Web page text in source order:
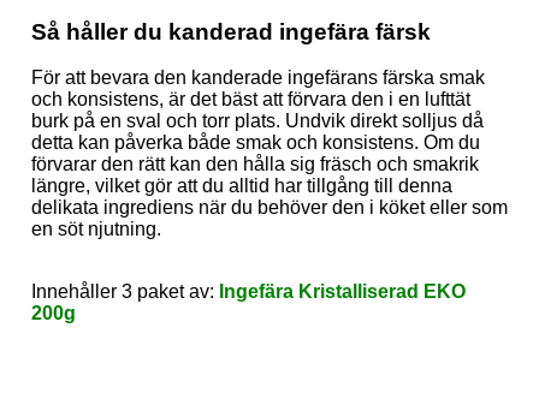
Så håller du kanderad ingefära färsk
För att bevara den kanderade ingefärans färska smak
och konsistens, är det bäst att förvara den i en lufttät
burk på en sval och torr plats. Undvik direkt solljus då
detta kan påverka både smak och konsistens. Om du
förvarar den rätt kan den hålla sig fräsch och smakrik
längre, vilket gör att du alltid har tillgång till denna
delikata ingrediens när du behöver den i köket eller som
en söt njutning.
Innehåller 3 paket av: Ingefära Kristalliserad EKO
200g